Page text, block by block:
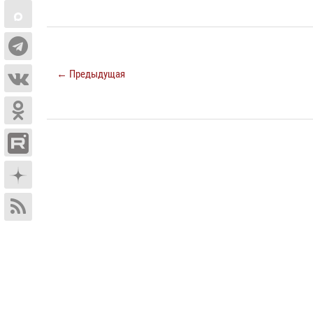
← Предыдущая